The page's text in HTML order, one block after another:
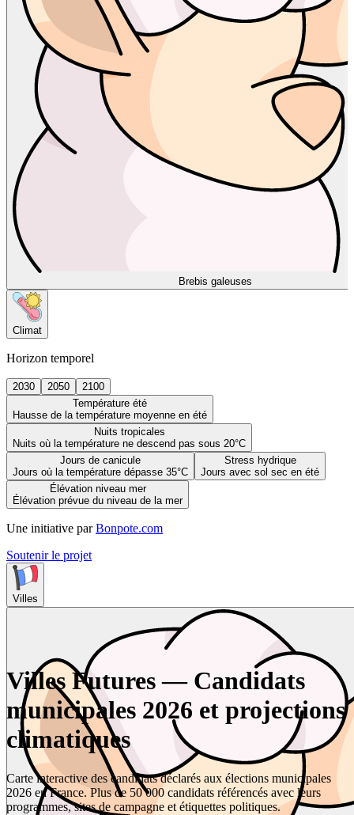
Brebis galeuses
Climat
Horizon temporel
2030 2050
2100
Température été
Hausse de la température moyenne en été
Nuits tropicales
Nuits où la température ne descend pas sous 20°C
Jours de canicule
Jours où la température dépasse 35°C
Stress hydrique
Jours avec sol sec en été
Élévation niveau mer
Élévation prévue du niveau de la mer
Une initiative par Bonpote.com
Soutenir le projet
Villes
Villes Futures — Candidats
municipales 2026 et projections
climatiques
Carte interactive des candidats déclarés aux élections municipales
2026 en France. Plus de 50 000 candidats référencés avec leurs
programmes, sites de campagne et étiquettes politiques.